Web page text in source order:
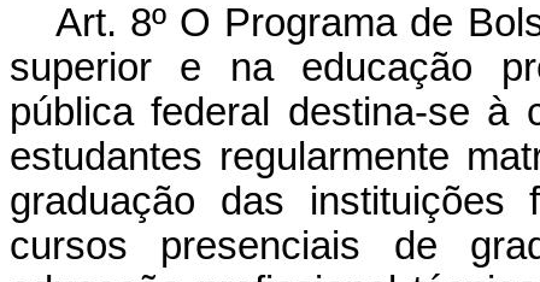
Art. 8º O Programa de
superior e na educação
pública federal destina-se à
estudantes regularmente
graduação das
cursos presenciais de